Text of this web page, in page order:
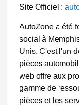
Site Officiel :
AutoZone a été
social à
Unis. C'est l'un
pièces
web offre aux
gamme de
pièces et les